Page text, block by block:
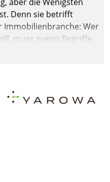
Denn sie betrifft
Immobilienbranche: Wer
muss zuerst Begriffe
Optimierung:
und automatisierte
zu viel erwarten: Allein
Software ist es nicht
von Unternehmen
zu hinterfragen